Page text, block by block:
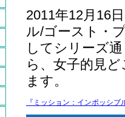
2011年12月16
ル/ゴースト・
してシリーズ
ら、女子的見
ます。
『ミッション：インポッシブ